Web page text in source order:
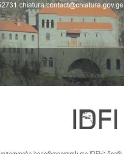
chiatura.contact@chiatura.gov.ge